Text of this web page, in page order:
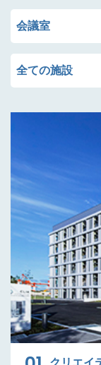
会議室
全ての施設
クリエイ